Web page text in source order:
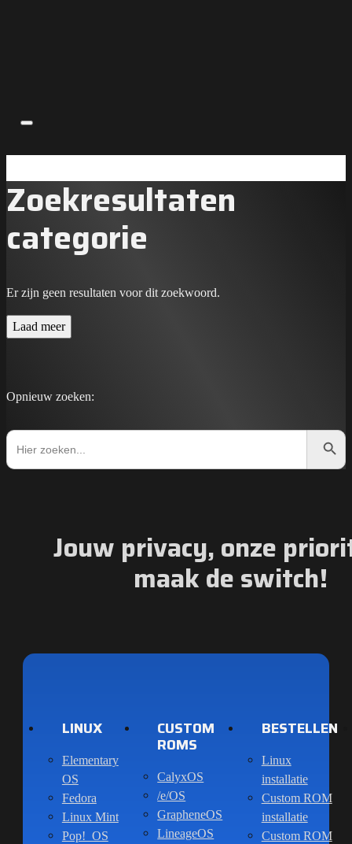
Zoekresultaten
categorie
Er zijn geen resultaten voor dit zoekwoord.
Laad meer
Opnieuw zoeken:
Zoek
naar:
Jouw privacy, onze
maak de switch!
LINUX
Elementary
OS
Fedora
Linux Mint
Pop!_OS
CUSTOM
ROMS
CalyxOS
/e/OS
GrapheneOS
LineageOS
BESTELLEN
Linux
installatie
Custom ROM
installatie
Custom ROM